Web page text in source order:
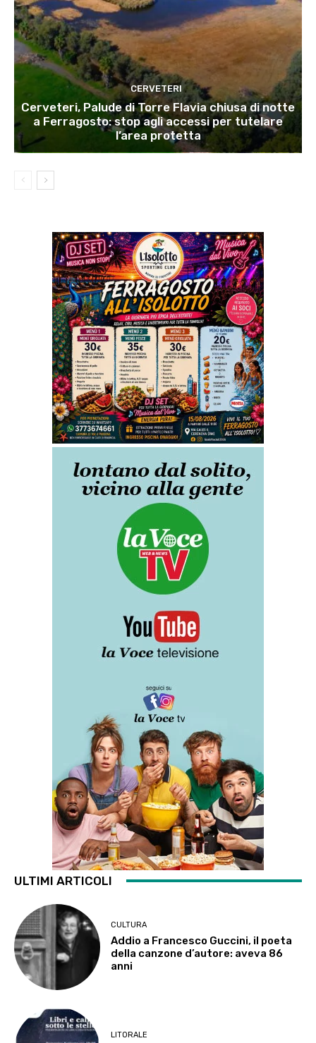
CERVETERI
Cerveteri, Palude di Torre Flavia chiusa di notte
a Ferragosto: stop agli accessi per tutelare
l’area protetta
ULTIMI ARTICOLI
CULTURA
Addio a Francesco Guccini, il poeta
della canzone d’autore: aveva 86
anni
LITORALE